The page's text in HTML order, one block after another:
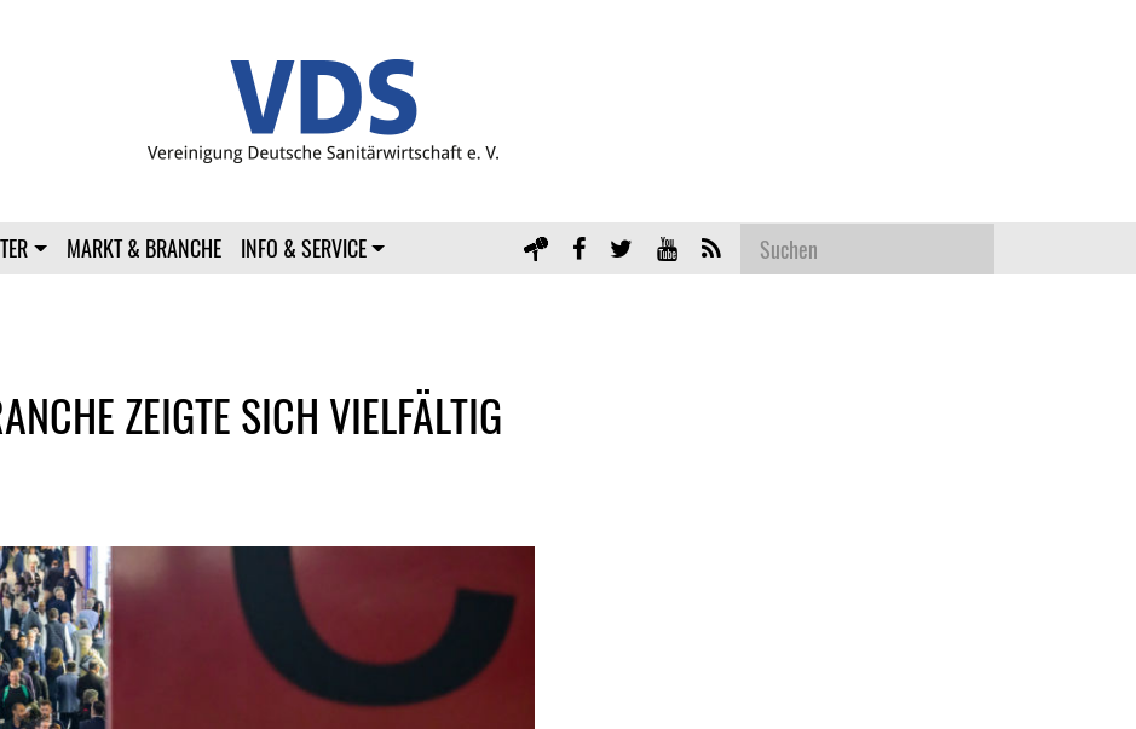
MARKT & BRANCHE INFO & SERVICE
ZEIGTE SICH VIELFÄLTIG